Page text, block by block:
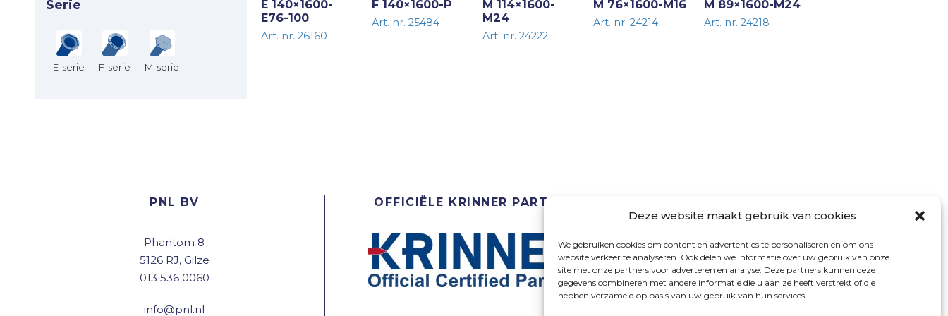
Deze website maakt gebruik van cookies
We gebruiken cookies om content en advertenties te personaliseren en om ons
website verkeer te analyseren. Ook delen we informatie over uw gebruik van onze
site met onze partners voor adverteren en analyse. Deze partners kunnen deze
gegevens combineren met andere informatie die u aan ze heeft verstrekt of die
hebben verzameld op basis van uw gebruik van hun services.
Serie
E-serie F-serie M-serie
E 140×1600-
E76-100
Art. nr. 26160
F 140×1600-P
Art. nr. 25484
M 114×1600-
M24
Art. nr. 24222
M 76×1600-M16
Art. nr. 24214
M 89×1600-M24
Art. nr. 24218
PNL BV
Phantom 8
5126 RJ, Gilze
013 536 0060
info@pnl.nl
OFFICIËLE KRINNER PARTNER